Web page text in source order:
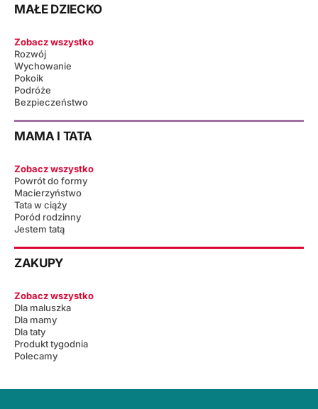
MAŁE DZIECKO
Zobacz wszystko
Rozwój
Wychowanie
Pokoik
Podróże
Bezpieczeństwo
MAMA I TATA
Zobacz wszystko
Powrót do formy
Macierzyństwo
Tata w ciąży
Poród rodzinny
Jestem tatą
ZAKUPY
Zobacz wszystko
Dla maluszka
Dla mamy
Dla taty
Produkt tygodnia
Polecamy